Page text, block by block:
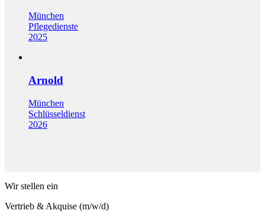
München
Pflegedienste
2025
Arnold
München
Schlüsseldienst
2026
Wir stellen ein
Vertrieb & Akquise (m/w/d)